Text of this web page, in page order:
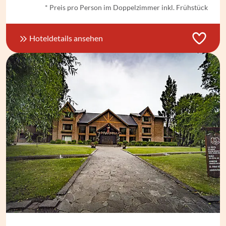
* Preis pro Person im Doppelzimmer inkl. Frühstück
Hoteldetails ansehen